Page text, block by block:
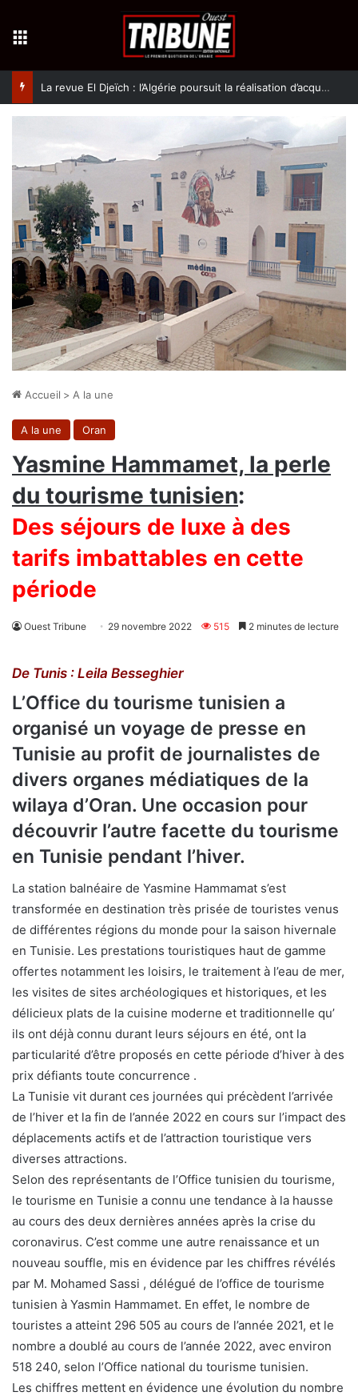
La revue El Djeïch : l’Algérie poursuit la réalisation d’acquis qualitatifs et historiques dans un climat de sécurité et de stabilité
Accueil > A la une
A la une Oran
Yasmine Hammamet, la perle
du tourisme tunisien:
Des séjours de luxe à des
tarifs imbattables en cette
période
Ouest Tribune 29 novembre 2022 515 2 minutes de lecture
De Tunis : Leila Besseghier
L’Office du tourisme tunisien a
organisé un voyage de presse en
Tunisie au profit de journalistes de
divers organes médiatiques de la
wilaya d’Oran. Une occasion pour
découvrir l’autre facette du tourisme
en Tunisie pendant l’hiver.
La station balnéaire de Yasmine Hammamat s’est
transformée en destination très prisée de touristes venus
de différentes régions du monde pour la saison hivernale
en Tunisie. Les prestations touristiques haut de gamme
offertes notamment les loisirs, le traitement à l’eau de mer,
les visites de sites archéologiques et historiques, et les
délicieux plats de la cuisine moderne et traditionnelle qu’
ils ont déjà connu durant leurs séjours en été, ont la
particularité d’être proposés en cette période d’hiver à des
prix défiants toute concurrence .
La Tunisie vit durant ces journées qui précèdent l’arrivée
de l’hiver et la fin de l’année 2022 en cours sur l’impact des
déplacements actifs et de l’attraction touristique vers
diverses attractions.
Selon des représentants de l’Office tunisien du tourisme,
le tourisme en Tunisie a connu une tendance à la hausse
au cours des deux dernières années après la crise du
coronavirus. C’est comme une autre renaissance et un
nouveau souffle, mis en évidence par les chiffres révélés
par M. Mohamed Sassi , délégué de l’office de tourisme
tunisien à Yasmin Hammamet. En effet, le nombre de
touristes a atteint 296 505 au cours de l’année 2021, et le
nombre a doublé au cours de l’année 2022, avec environ
518 240, selon l’Office national du tourisme tunisien.
Les chiffres mettent en évidence une évolution du nombre